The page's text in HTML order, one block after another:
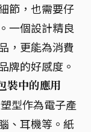
節，也需要仔
一個設計精良
，更能為消費
牌的好感度。
裝中的應用
型作為電子產
、耳機等。紙